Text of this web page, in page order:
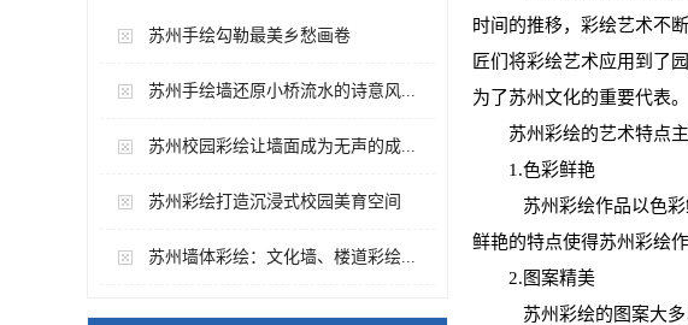
苏州手绘勾勒最美乡愁画卷
苏州手绘墙还原小桥流水的诗意风...
苏州校园彩绘让墙面成为无声的成...
苏州彩绘打造沉浸式校园美育空间
苏州墙体彩绘：文化墙、楼道彩绘...
时间的推移，彩绘艺术不
匠们将彩绘艺术应用到了
为了苏州文化的重要代表。
苏州彩绘的艺术特点
1.色彩鲜艳
苏州彩绘作品以色
鲜艳的特点使得苏州彩绘
2.图案精美
苏州彩绘的图案大多